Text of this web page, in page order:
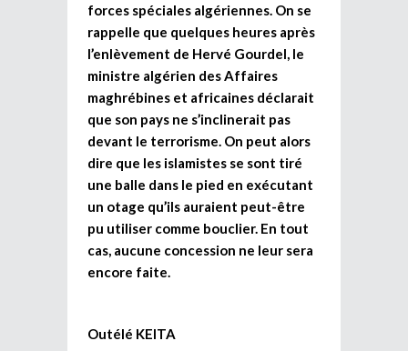
forces spéciales algériennes. On se
rappelle que quelques heures après
l’enlèvement de Hervé Gourdel, le
ministre algérien des Affaires
maghrébines et africaines déclarait
que son pays ne s’inclinerait pas
devant le terrorisme. On peut alors
dire que les islamistes se sont tiré
une balle dans le pied en exécutant
un otage qu’ils auraient peut-être
pu utiliser comme bouclier. En tout
cas, aucune concession ne leur sera
encore faite.
Outélé KEITA